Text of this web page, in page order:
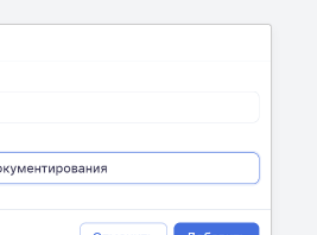
Потенциальное
Хранение значений
базе WebView
клавиатур
Потенциально